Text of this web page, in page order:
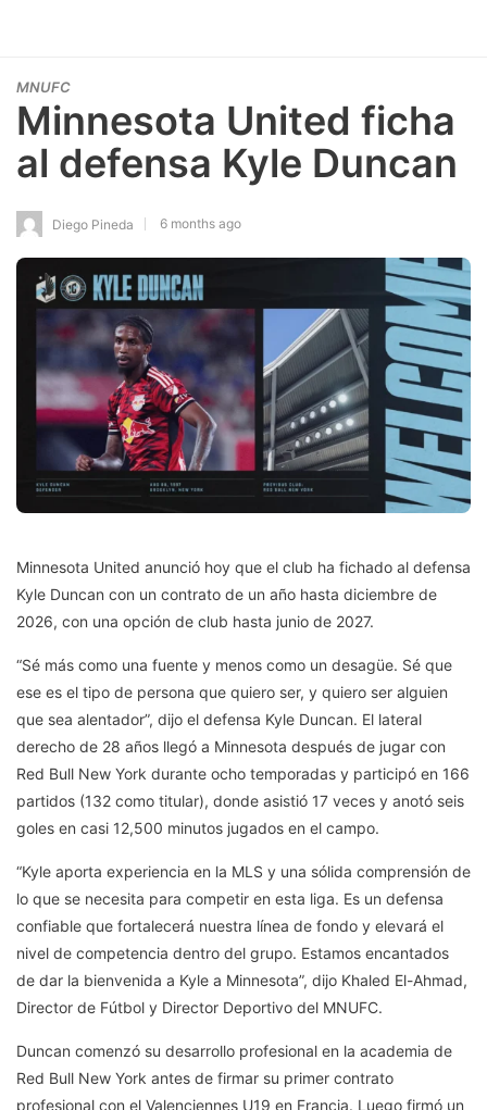
MNUFC
Minnesota United ficha
al defensa Kyle Duncan
Diego Pineda 6 months ago
Minnesota United anunció hoy que el club ha fichado al defensa
Kyle Duncan con un contrato de un año hasta diciembre de
2026, con una opción de club hasta junio de 2027.
“Sé más como una fuente y menos como un desagüe. Sé que
ese es el tipo de persona que quiero ser, y quiero ser alguien
que sea alentador”, dijo el defensa Kyle Duncan. El lateral
derecho de 28 años llegó a Minnesota después de jugar con
Red Bull New York durante ocho temporadas y participó en 166
partidos (132 como titular), donde asistió 17 veces y anotó seis
goles en casi 12,500 minutos jugados en el campo.
“Kyle aporta experiencia en la MLS y una sólida comprensión de
lo que se necesita para competir en esta liga. Es un defensa
confiable que fortalecerá nuestra línea de fondo y elevará el
nivel de competencia dentro del grupo. Estamos encantados
de dar la bienvenida a Kyle a Minnesota”, dijo Khaled El-Ahmad,
Director de Fútbol y Director Deportivo del MNUFC.
Duncan comenzó su desarrollo profesional en la academia de
Red Bull New York antes de firmar su primer contrato
profesional con el Valenciennes U19 en Francia. Luego firmó un